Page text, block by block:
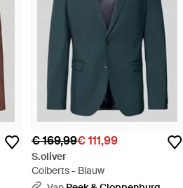
€ 169,99€ 111,99
S.oliver
Colberts - Blauw